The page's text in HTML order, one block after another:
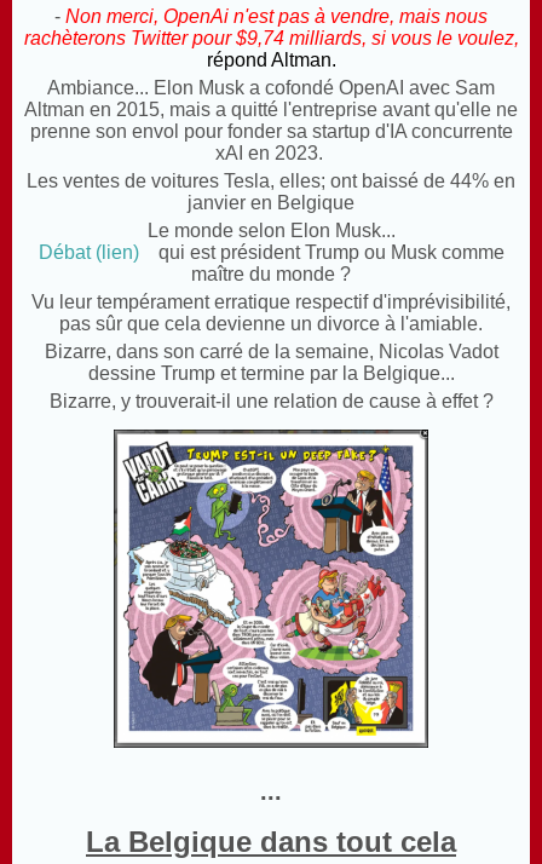
- Non merci, OpenAi n'est pas à vendre, mais nous
rachèterons Twitter pour $9,74 milliards, si vous le voulez,
répond Altman.
Ambiance... Elon Musk a cofondé OpenAI avec Sam
Altman en 2015, mais a quitté l'entreprise avant qu'elle ne
prenne son envol pour fonder sa startup d'IA concurrente
xAI en 2023.
Les ventes de voitures Tesla, elles; ont baissé de 44% en
janvier en Belgique
Le monde selon Elon Musk...
Débat (lien)
qui est président Trump ou Musk comme
maître du monde ?
Vu leur tempérament erratique respectif d'imprévisibilité,
pas sûr que cela devienne un divorce à l'amiable.
Bizarre, dans son carré de la semaine, Nicolas Vadot
dessine Trump et termine par la Belgique...
Bizarre, y trouverait-il une relation de cause à effet ?
...
La Belgique dans tout cela